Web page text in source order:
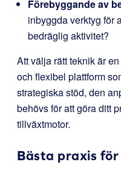
Förebyggande av
inbyggda verktyg för
bedräglig aktivitet?
Att välja rätt teknik är
och flexibel plattform
strategiska stöd, den
behövs för att göra ditt
tillväxtmotor.
Bästa praxis